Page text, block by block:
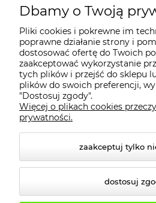
MOJE KONTO
PŁATNOŚCI I DOSTAWA
INFORMACJE
KONTAKT
Dbamy o Twoją
Pliki cookies i pokrewne im
poprawne działanie strony i
dostosować ofertę do Twoich
zaakceptować wykorzystanie
tych plików i przejść do sklepu
plików do swoich preferencji,
"Dostosuj zgody".
Więcej o plikach cookies
prywatności.
zaakceptuj tylko
dostosuj